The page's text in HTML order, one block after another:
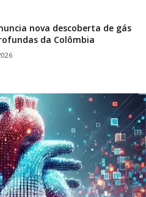
nova descoberta de gás
da Colômbia